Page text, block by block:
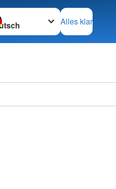
wechseln zu
Alles klar